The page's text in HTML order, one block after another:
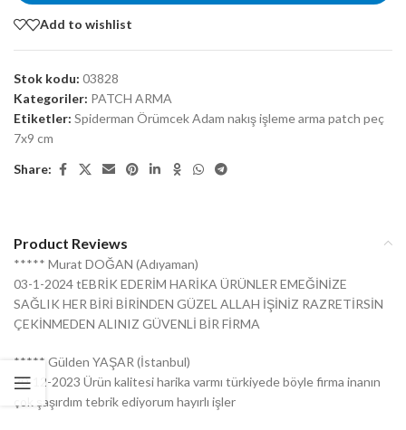
Add to wishlist
Stok kodu: 03828
Kategoriler: PATCH ARMA
Etiketler: Spiderman Örümcek Adam nakış işleme arma patch peç
7x9 cm
Share:
Product Reviews
***** Murat DOĞAN (Adıyaman)
03-1-2024 tEBRİK EDERİM HARİKA ÜRÜNLER EMEĞİNİZE
SAĞLIK HER BİRİ BİRİNDEN GÜZEL ALLAH İŞİNİZ RAZRETİRSİN
ÇEKİNMEDEN ALINIZ GÜVENLİ BİR FİRMA
***** Gülden YAŞAR (İstanbul)
20-12-2023 Ürün kalitesi harika varmı türkiyede böyle firma inanın
çok şaşırdım tebrik ediyorum hayırlı işler